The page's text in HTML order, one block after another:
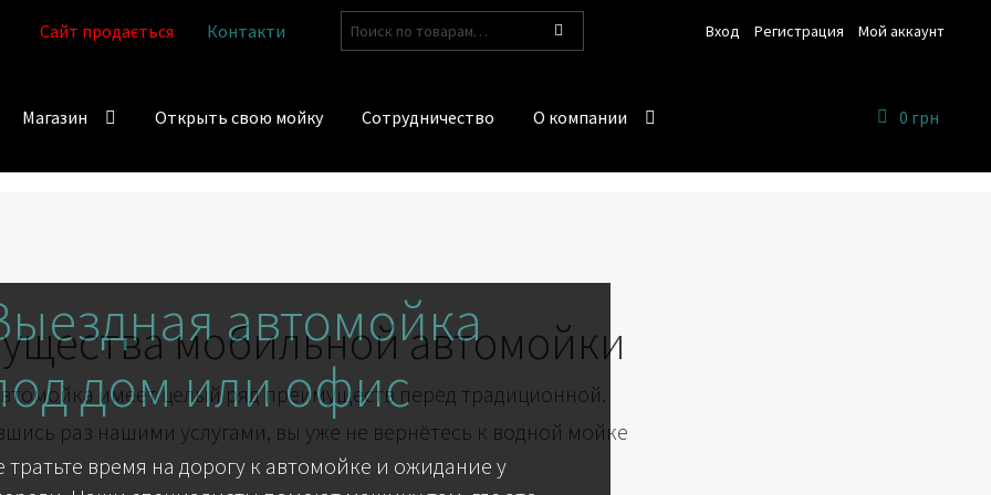
Сайт продається Контакти Искать: Вход Регистрация Мой аккаунт
Магазин Открыть свою мойку Сотрудничество О компании 0 грн
автомойка
дом или офис
тратьте время на дорогу к автомойке и ожидание у
мобильной автомойки
имеет целый ряд преимуществ перед традиционной.
раз нашими услугами, вы уже не вернётесь к водной мойке